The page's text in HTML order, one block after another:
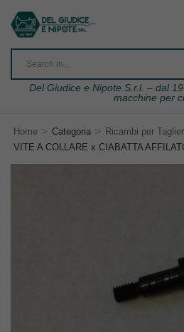
Del Giudice e Nipote S.r.l. – dal
macchine per
Home > Categoria > Ricambi per
VITE A COLLARE x CIABATTA